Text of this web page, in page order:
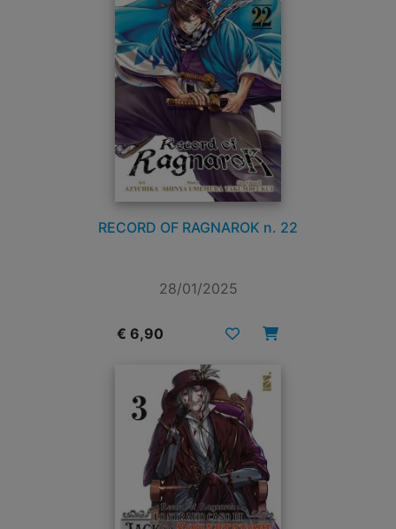
RECORD OF RAGNAROK n. 22
28/01/2025
€ 6,90